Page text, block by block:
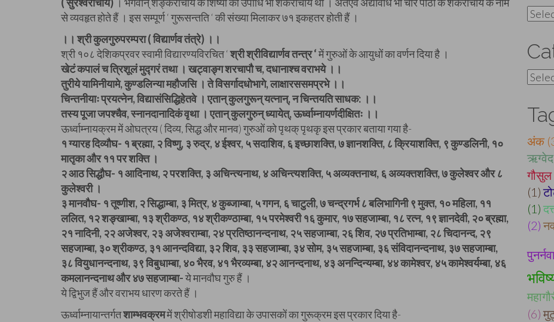
से व्यवहृत होते हैं । इस सम्पूर्ण ‘ गुरूसन्तति ‘ की संख्या मिलाकर ७१ इकहतर होती हैं ।
।। श्री कुलगुरुपरम्परा ( विद्यार्णव तंत्रे) ।।
श्री १०८ देशिकप्रवर स्वामी विद्यारण्यविरचित ‘श्री श्रीविद्यार्णव तन्त्र ‘में गुरुओं के आयुधों का वर्णन दिया है ।
खेटं कपालं च त्रिशूलं मुद्गरं तथा । खट्वाङ्ग शरचापौ च, दधानाश्च वराभये ।।
तुरीये यामिनीयामे, कुण्डलिन्या महौजसि । ते विसर्गादधोभागे, लाक्षारससमप्रभे ।।
चिन्तनीयाः प्रयत्नेन, विद्यासंसिद्धिहेतवे । एतान्‌ कुलगुरून् यत्नान्, न चिन्तयति साधक: ।।
तस्य पूजा जपश्चैव, स्नानदानादिकं वृथा । एतान् ‌कुलगुरुन् ध्यायेत्, ऊर्ध्वाम्नायर्णदीक्षितः ।।
ऊर्ध्वाम्नायक्रम में ओघत्रय ( दिव्य, सिद्ध और मानव) गुरुओं को पृथक् पृथकृ इस प्रकार बताया गया है-
१ ग्यारह दिव्यौघ- १ ब्रह्मा, २ विष्णु, ३ रुद्र, ४ ईश्वर, ५ सदाशिव, ६ इच्छाशक्ति, ७ ज्ञानशक्ति, ८ क्रियाशक्ति, ९ कुण्डलिनी, १०
मातृका और ११ पर शक्ति ।
२ आठ सिद्धौघ- १ आदिनाथ, २ परशक्ति, ३ अचिन्त्यनाथ, ४ अचिन्त्यशक्ति, ५ अव्यक्तनाथ, ६ अव्यक्तशक्ति, ७ कुलेश्वर और ८
कुलेश्वरी ।
३ मानवौघ- १ तूष्णीश, २ सिद्धाम्बा, ३ मित्र, ४ कुब्जाम्बा, ५ गगन, ६ चाटुली, ७ चन्द्रगर्भ ८ बलिभागिनी ९ मुक्त, १० महिला, ११
ललित, १२ शङ्खाम्बा, १३ श्रीकण्ठ, १४ श्रीकण्ठाम्बा, १५ परमेश्वरी १६ कुमार, १७ सहजाम्बा, १८ रत्न, १९ ज्ञानदेवी, २० ब्रह्मा,
२१ नादिनी, २२ अजेश्वर, २३ अजेश्वराम्बा, २४ प्रतिष्ठानन्दनाथ, २५ सहजाम्बा, २६ शिव, २७ प्रतिभाम्बा, २८ चिदानन्द, २९
सहजाम्बा, ३० श्रीकण्ठ, ३१ आनन्दविद्या, ३२ शिव, ३३ सहजाम्बा, ३४ सोम, ३५ सहजाम्बा, ३६ संविदानन्दनाथ, ३७ सहजाम्बा,
३८ वियुधानन्दनाथ, ३९ विबुधाम्बा, ४० भैरव, ४१ भैरव्यम्बा, ४२ आनन्दनाथ, ४३ अनन्दिन्यम्बा, ४४ कामेश्वर, ४५ कामेश्वर्यम्बा, ४६
कमलानन्दनाथ और ४७ सहजाम्बा-ये मानवौघ गुरु हैं ।
ये द्विभुज हैं और वराभय धारण करते हैं ।
ऊर्ध्वाम्नायान्तर्गतशाम्भवक्रममें श्रीषोडशी महाविद्या के उपासकों का गुरूक्रम इस प्रकार दिया है-
अंक
गौसुल
(1)
(1)
(2)
(6)